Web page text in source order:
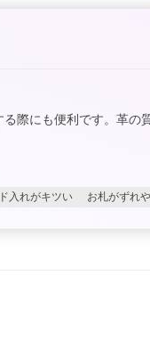
際にも便利です。革の
入れがキツい お札がずれ